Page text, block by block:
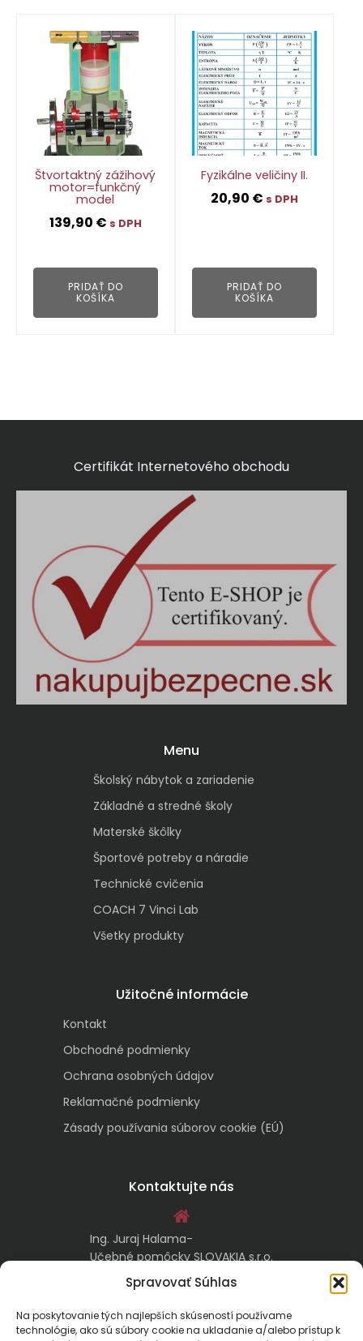
Spravovať Súhlas
Na poskytovanie tých najlepších skúseností používame
technológie, ako sú súbory cookie na ukladanie a/alebo prístup k
Štvortaktný zážihový
motor=funkčný
model
139,90 € s DPH
PRIDAŤ DO
KOŠÍKA
Fyzikálne veličiny II.
20,90 € s DPH
PRIDAŤ DO
KOŠÍKA
Certifikát Internetového obchodu
Menu
Školský nábytok a zariadenie
Základné a stredné školy
Materské škôlky
Športové potreby a náradie
Technické cvičenia
COACH 7 Vinci Lab
Všetky produkty
Užitočné informácie
Kontakt
Obchodné podmienky
Ochrana osobných údajov
Reklamačné podmienky
Zásady používania súborov cookie (EÚ)
Kontaktujte nás
Ing. Juraj Halama-
Učebné pomôcky SLOVAKIA s.r.o.
Malachovská 17/A
974 05 Banská Bystrica